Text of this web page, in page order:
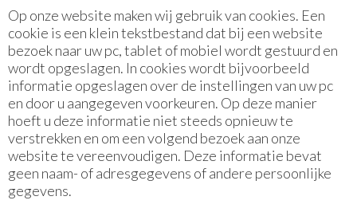
Op onze website maken wij gebruik van cookies. Een
cookie is een klein tekstbestand dat bij een website
bezoek naar uw pc, tablet of mobiel wordt gestuurd en
wordt opgeslagen. In cookies wordt bijvoorbeeld
informatie opgeslagen over de instellingen van uw pc
en door u aangegeven voorkeuren. Op deze manier
hoeft u deze informatie niet steeds opnieuw te
verstrekken en om een volgend bezoek aan onze
website te vereenvoudigen. Deze informatie bevat
geen naam- of adresgegevens of andere persoonlijke
gegevens.